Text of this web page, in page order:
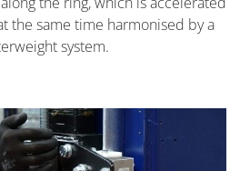
the same time harmonised by a
system.